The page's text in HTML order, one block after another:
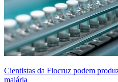
Cientistas da Fiocruz podem
malária